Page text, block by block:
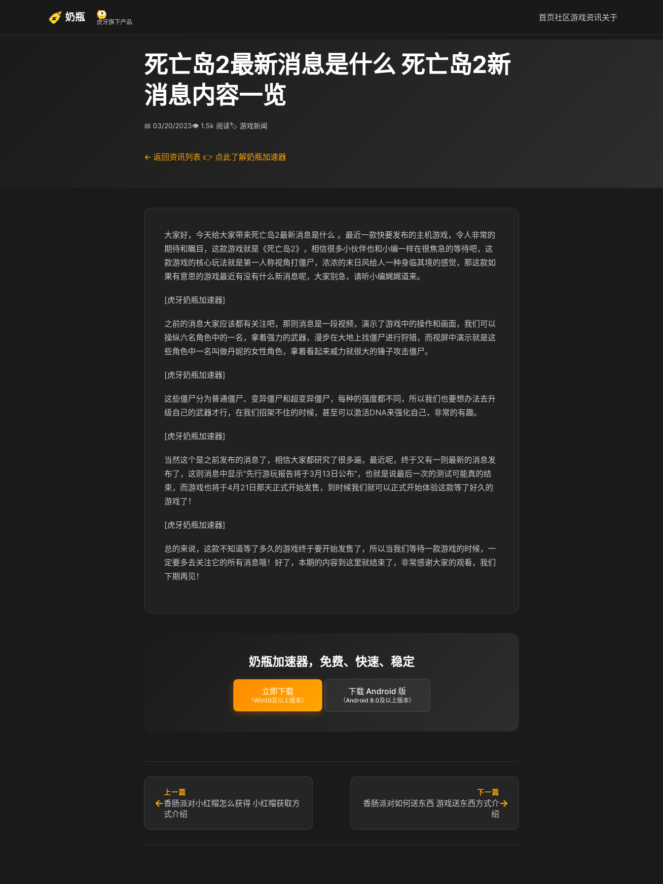
奶瓶 虎牙旗下产品 首页社区游戏资讯关于
死亡岛2最新消息是什么 死亡岛2新
消息内容一览
📅 03/20/2023👁 1.5k 阅读🏷 游戏新闻
← 返回资讯列表 👉 点此了解奶瓶加速器
大家好，今天给大家带来死亡岛2最新消息是什么 。最近一款快要发布的主机游戏，令人非常的
期待和瞩目，这款游戏就是《死亡岛2》，相信很多小伙伴也和小编一样在很焦急的等待吧，这
款游戏的核心玩法就是第一人称视角打僵尸，浓浓的末日风给人一种身临其境的感觉，那这款如
果有意思的游戏最近有没有什么新消息呢，大家别急，请听小编娓娓道来。
[虎牙奶瓶加速器]
之前的消息大家应该都有关注吧，那则消息是一段视频，演示了游戏中的操作和画面，我们可以
操纵六名角色中的一名，拿着强力的武器，漫步在大地上找僵尸进行狩猎，而视屏中演示就是这
些角色中一名叫做丹妮的女性角色，拿着看起来威力就很大的锤子攻击僵尸。
[虎牙奶瓶加速器]
这些僵尸分为普通僵尸、变异僵尸和超变异僵尸，每种的强度都不同，所以我们也要想办法去升
级自己的武器才行，在我们招架不住的时候，甚至可以激活DNA来强化自己，非常的有趣。
[虎牙奶瓶加速器]
当然这个是之前发布的消息了，相信大家都研究了很多遍，最近呢，终于又有一则最新的消息发
布了，这则消息中显示“先行游玩报告将于3月13日公布‘’，也就是说最后一次的测试可能真的结
束，而游戏也将于4月21日那天正式开始发售，到时候我们就可以正式开始体验这款等了好久的
游戏了！
[虎牙奶瓶加速器]
总的来说，这款不知道等了多久的游戏终于要开始发售了，所以当我们等待一款游戏的时候，一
定要多去关注它的所有消息哦！好了，本期的内容到这里就结束了，非常感谢大家的观看，我们
下期再见！
奶瓶加速器，免费、快速、稳定
立即下载
（Win10及以上版本）
下载 Android 版
（Android 8.0及以上版本）
←
上一篇
香肠派对小红帽怎么获得 小红帽获取方
式介绍
下一篇
香肠派对如何送东西 游戏送东西方式介
绍
→